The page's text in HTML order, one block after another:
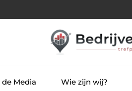
de Media Wie zijn wij?